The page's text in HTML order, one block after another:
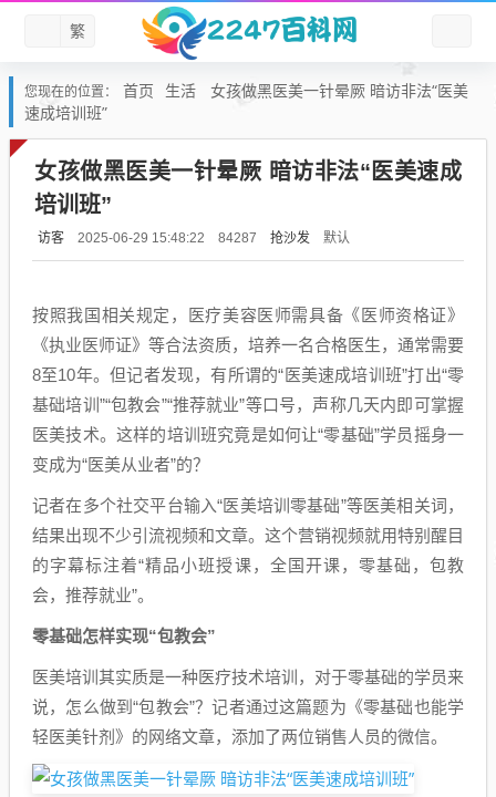
繁
您现在的位置： 首页 生活
女孩做黑医美一针晕厥 暗访非法“医美
速成培训班”
女孩做黑医美一针晕厥 暗访非法“医美速成
培训班”
访客 2025-06-29 15:48:22 84287 抢沙发 默认
按照我国相关规定，医疗美容医师需具备《医师资格证》
《执业医师证》等合法资质，培养一名合格医生，通常需要
8至10年。但记者发现，有所谓的“医美速成培训班”打出“零
基础培训”“包教会”“推荐就业”等口号，声称几天内即可掌握
医美技术。这样的培训班究竟是如何让“零基础”学员摇身一
变成为“医美从业者”的？
记者在多个社交平台输入“医美培训零基础”等医美相关词，
结果出现不少引流视频和文章。这个营销视频就用特别醒目
的字幕标注着“精品小班授课，全国开课，零基础，包教
会，推荐就业”。
零基础怎样实现“包教会”
医美培训其实质是一种医疗技术培训，对于零基础的学员来
说，怎么做到“包教会”？记者通过这篇题为《零基础也能学
轻医美针剂》的网络文章，添加了两位销售人员的微信。